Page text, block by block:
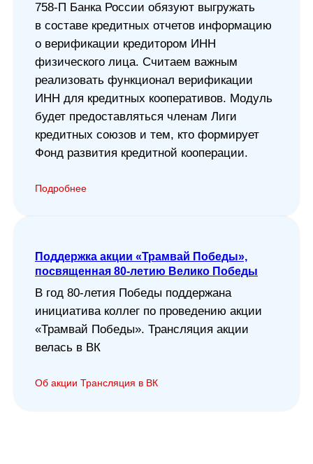
758-П Банка России обязуют выгружать
в составе кредитных отчетов информацию
о верификации кредитором ИНН
физического лица. Считаем важным
реализовать функционал верификации
ИНН для кредитных кооперативов. Модуль
будет предоставляться членам Лиги
кредитных союзов и тем, кто формирует
Фонд развития кредитной кооперации.
Подробнее
Поддержка акции «Трамвай Победы»,
посвященная 80-летию Велико Победы
В год 80-летия Победы поддержана
инициатива коллег по проведению акции
«Трамвай Победы». Трансляция акции
велась в ВК
Об акции Трансляция в ВК